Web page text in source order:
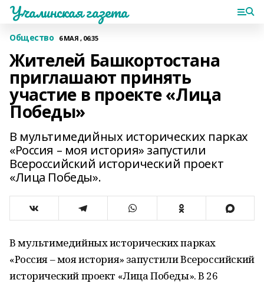
Учалинская газета
Общество 6 МАЯ , 06:35
Жителей Башкортостана
приглашают принять
участие в проекте «Лица
Победы»
В мультимедийных исторических парках
«Россия – моя история» запустили
Всероссийский исторический проект
«Лица Победы».
В мультимедийных исторических парках
«Россия – моя история» запустили Всероссийский
исторический проект «Лица Победы». В 26